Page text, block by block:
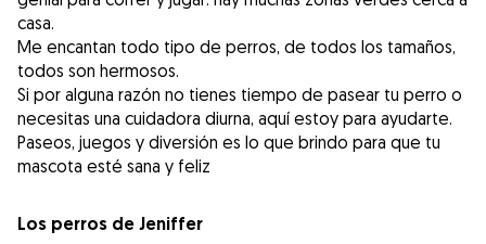
casa.
Me encantan todo tipo de perros, de todos los tamaños,
todos son hermosos.
Si por alguna razón no tienes tiempo de pasear tu perro o
necesitas una cuidadora diurna, aquí estoy para ayudarte.
Paseos, juegos y diversión es lo que brindo para que tu
mascota esté sana y feliz
Los perros de Jeniffer